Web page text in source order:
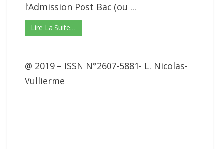
l’Admission Post Bac (ou ...
Lire La Suite…
@ 2019 – ISSN N°2607-5881- L. Nicolas-
Vullierme